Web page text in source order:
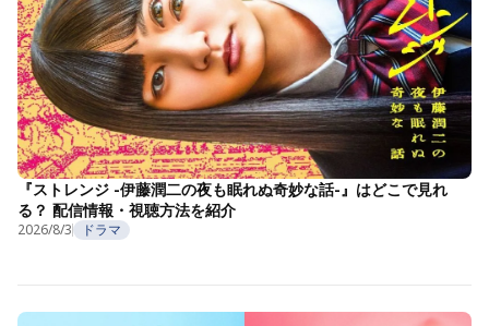
『ストレンジ -伊藤潤二の夜も眠れぬ奇妙な話-』はどこで見れ
る？ 配信情報・視聴方法を紹介
2026/8/3 ドラマ